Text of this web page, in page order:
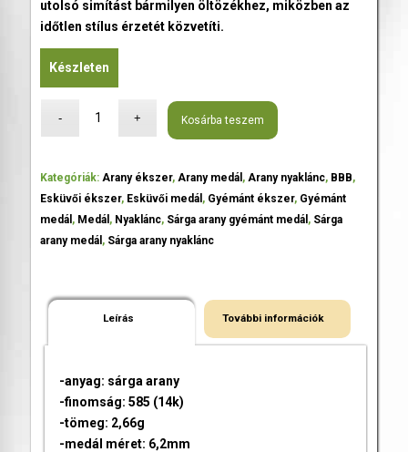
utolsó simítást bármilyen öltözékhez, miközben az
időtlen stílus érzetét közvetíti.
Készleten
Kosárba teszem
Kategóriák: Arany ékszer, Arany medál , Arany nyaklánc, BBB,
Esküvői ékszer, Esküvői medál , Gyémánt ékszer, Gyémánt
medál , Medál , Nyaklánc, Sárga arany gyémánt medál , Sárga
arany medál , Sárga arany nyaklánc
Leírás További információk
-anyag: sárga arany
-finomság: 585 (14k)
-tömeg: 2,66g
-medál méret: 6,2mm